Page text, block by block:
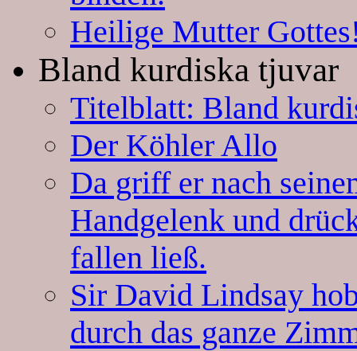
Heilige Mutter
Bland kurdiska tjuvar
Titelblatt: Bland
Der Köhler Allo
Da griff er nach
Handgelenk und
fallen ließ.
Sir David Lindsay
durch das ganze